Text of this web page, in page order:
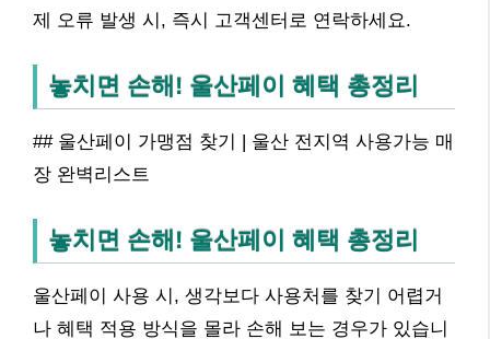
제 오류 발생 시, 즉시 고객센터로 연락하세요.
놓치면 손해! 울산페이 혜택 총정리
## 울산페이 가맹점 찾기 | 울산 전지역 사용가능 매
장 완벽리스트
놓치면 손해! 울산페이 혜택 총정리
울산페이 사용 시, 생각보다 사용처를 찾기 어렵거
나 혜택 적용 방식을 몰라 손해 보는 경우가 있습니